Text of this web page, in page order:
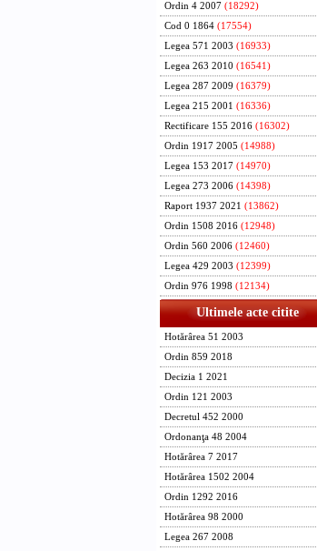
Ordin 4 2007 (18292)
Cod 0 1864 (17554)
Legea 571 2003 (16933)
Legea 263 2010 (16541)
Legea 287 2009 (16379)
Legea 215 2001 (16336)
Rectificare 155 2016 (16302)
Ordin 1917 2005 (14988)
Legea 153 2017 (14970)
Legea 273 2006 (14398)
Raport 1937 2021 (13862)
Ordin 1508 2016 (12948)
Ordin 560 2006 (12460)
Legea 429 2003 (12399)
Ordin 976 1998 (12134)
Ultimele acte citite
Hotărârea 51 2003
Ordin 859 2018
Decizia 1 2021
Ordin 121 2003
Decretul 452 2000
Ordonanţa 48 2004
Hotărârea 7 2017
Hotărârea 1502 2004
Ordin 1292 2016
Hotărârea 98 2000
Legea 267 2008